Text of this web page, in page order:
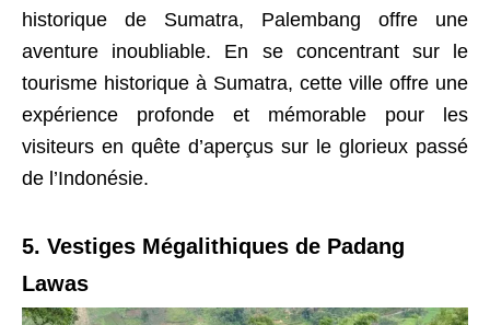
historique de Sumatra, Palembang offre une
aventure inoubliable. En se concentrant sur le
tourisme historique à Sumatra, cette ville offre une
expérience profonde et mémorable pour les
visiteurs en quête d’aperçus sur le glorieux passé
de l’Indonésie.
5. Vestiges Mégalithiques de Padang
Lawas